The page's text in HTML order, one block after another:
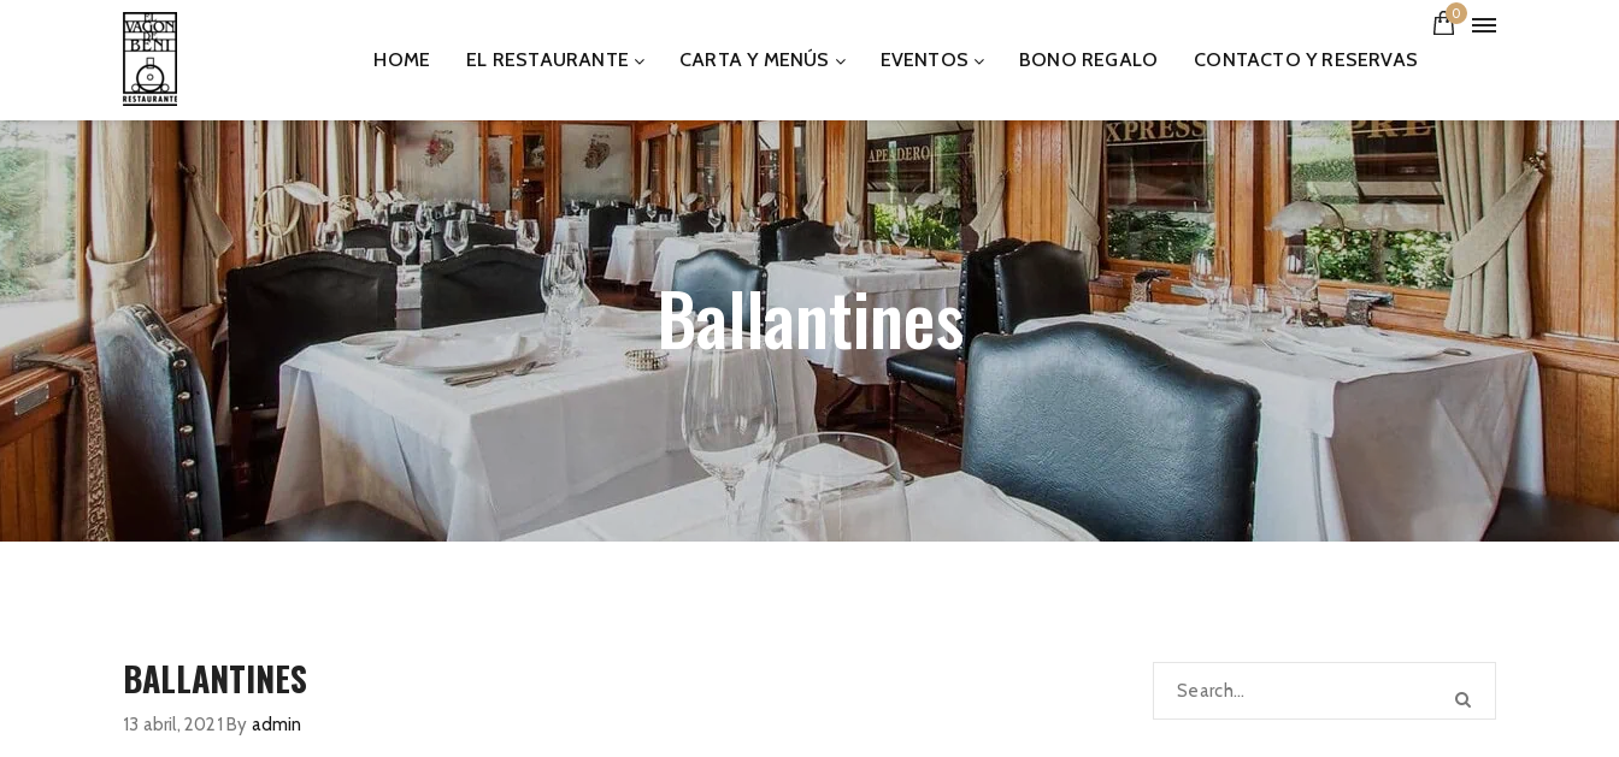
0
HOME EL RESTAURANTE CARTA Y MENÚS EVENTOS BONO REGALO CONTACTO Y RESERVAS
Ballantines
BALLANTINES
13 abril, 2021 By admin